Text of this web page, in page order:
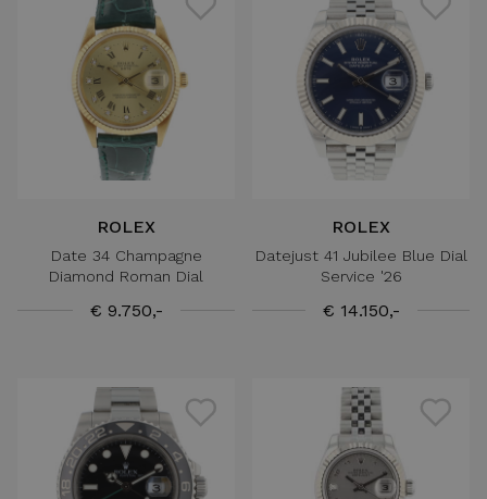
ROLEX
Date 34 Champagne
Diamond Roman Dial
€ 9.750,-
ROLEX
Datejust 41 Jubilee Blue Dial
Service '26
€ 14.150,-